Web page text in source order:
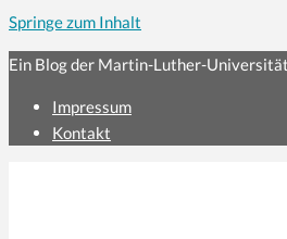
Springe zum Inhalt
Ein Blog der Martin-Luther-
Impressum
Kontakt